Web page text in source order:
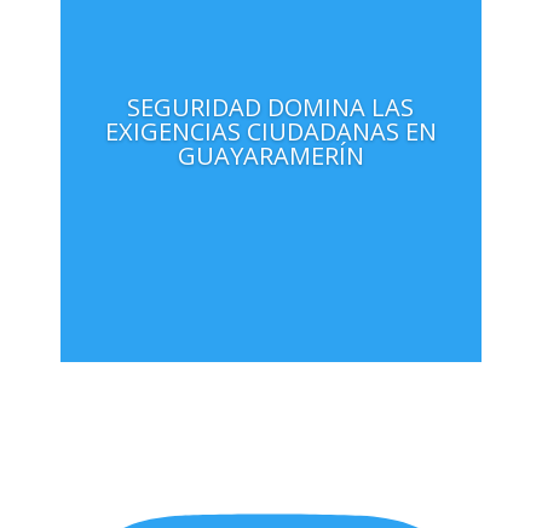
SEGURIDAD DOMINA LAS
EXIGENCIAS CIUDADANAS EN
GUAYARAMERÍN